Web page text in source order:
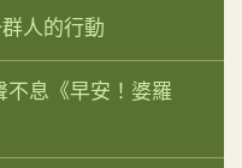
人的行動
不息《早安！婆羅